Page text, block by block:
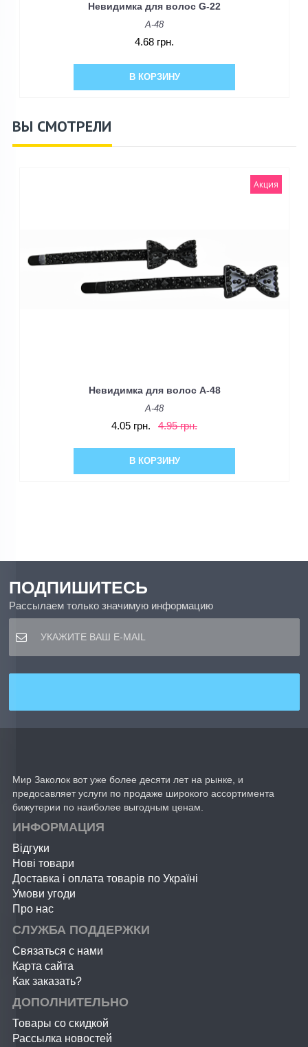
Невидимка для волос G-22
A-48
4.68 грн.
В КОРЗИНУ
ВЫ СМОТРЕЛИ
Акция
Невидимка для волос A-48
A-48
4.05 грн. 4.95 грн.
В КОРЗИНУ
ПОДПИШИТЕСЬ
Рассылаем только значимую информацию
Мир Заколок вот уже более десяти лет на рынке, и
предосавляет услуги по продаже широкого ассортимента
бижутерии по наиболее выгодным ценам.
ИНФОРМАЦИЯ
Відгуки
Нові товари
Доставка і оплата товарів по Україні
Умови угоди
Про нас
СЛУЖБА ПОДДЕРЖКИ
Связаться с нами
Карта сайта
Как заказать?
ДОПОЛНИТЕЛЬНО
Товары со скидкой
Рассылка новостей